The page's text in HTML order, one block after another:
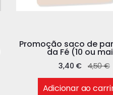
Promoção saco de
da Fé (10 ou
4,50€
3,40 €
Adicionar ao